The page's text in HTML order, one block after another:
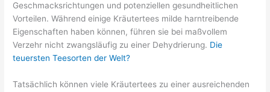
Geschmacksrichtungen und potenziellen gesundheitlichen
Vorteilen. Während einige Kräutertees milde harntreibende
Eigenschaften haben können, führen sie bei maßvollem
Verzehr nicht zwangsläufig zu einer Dehydrierung. Die
teuersten Teesorten der Welt?
Tatsächlich können viele Kräutertees zu einer ausreichenden